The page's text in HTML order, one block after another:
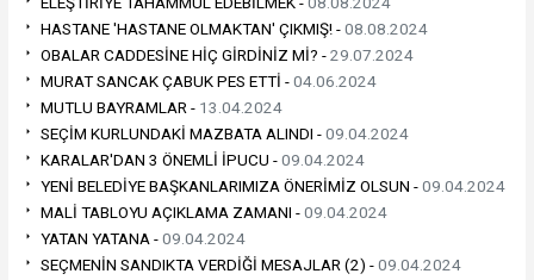
HASTANE 'HASTANE OLMAKTAN' ÇIKMIŞ! -08.08.2024
OBALAR CADDESİNE HİÇ GİRDİNİZ Mİ? -29.07.2024
MURAT SANCAK ÇABUK PES ETTİ -04.06.2024
MUTLU BAYRAMLAR - 13.04.2024
SEÇİM KURLUNDAKİ MAZBATA ALINDI -09.04.2024
KARALAR'DAN 3 ÖNEMLİ İPUCU -09.04.2024
YENİ BELEDİYE BAŞKANLARIMIZA ÖNERİMİZ OLSUN -09.04.2024
MALİ TABLOYU AÇIKLAMA ZAMANI -09.04.2024
YATAN YATANA -09.04.2024
SEÇMENİN SANDIKTA VERDİĞİ MESAJLAR (2) -09.04.2024